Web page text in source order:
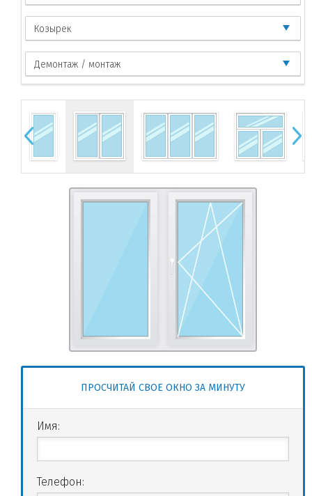
Козырек
Демонтаж / монтаж
ПРОСЧИТАЙ СВОЕ ОКНО ЗА МИНУТУ
Имя:
Телефон: